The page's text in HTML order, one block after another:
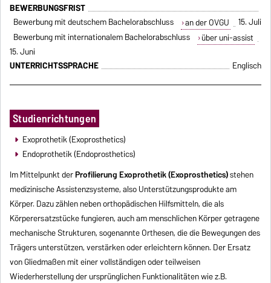
BEWERBUNGSFRIST
Bewerbung mit deutschem Bachelorabschluss
an der OVGU
15. Juli
Bewerbung mit internationalem Bachelorabschluss
über uni-assist
15. Juni
UNTERRICHTSSPRACHE
Englisch
Studienrichtungen
Exoprothetik (Exoprosthetics)
Endoprothetik (Endoprosthetics)
Im Mittelpunkt derProfilierung Exoprothetik (Exoprosthetics)stehen
medizinische Assistenzsysteme, also Unterstützungsprodukte am
Körper. Dazu zählen neben orthopädischen Hilfsmitteln, die als
Körperersatzstücke fungieren, auch am menschlichen Körper getragene
mechanische Strukturen, sogenannte Orthesen, die die Bewegungen des
Trägers unterstützen, verstärken oder erleichtern können. Der Ersatz
von Gliedmaßen mit einer vollständigen oder teilweisen
Wiederherstellung der ursprünglichen Funktionalitäten wie z.B.